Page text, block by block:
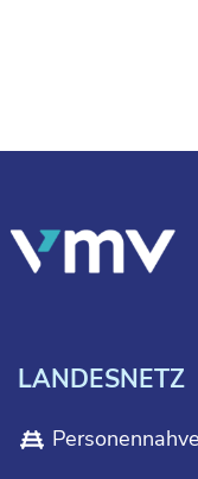
LANDESNETZ